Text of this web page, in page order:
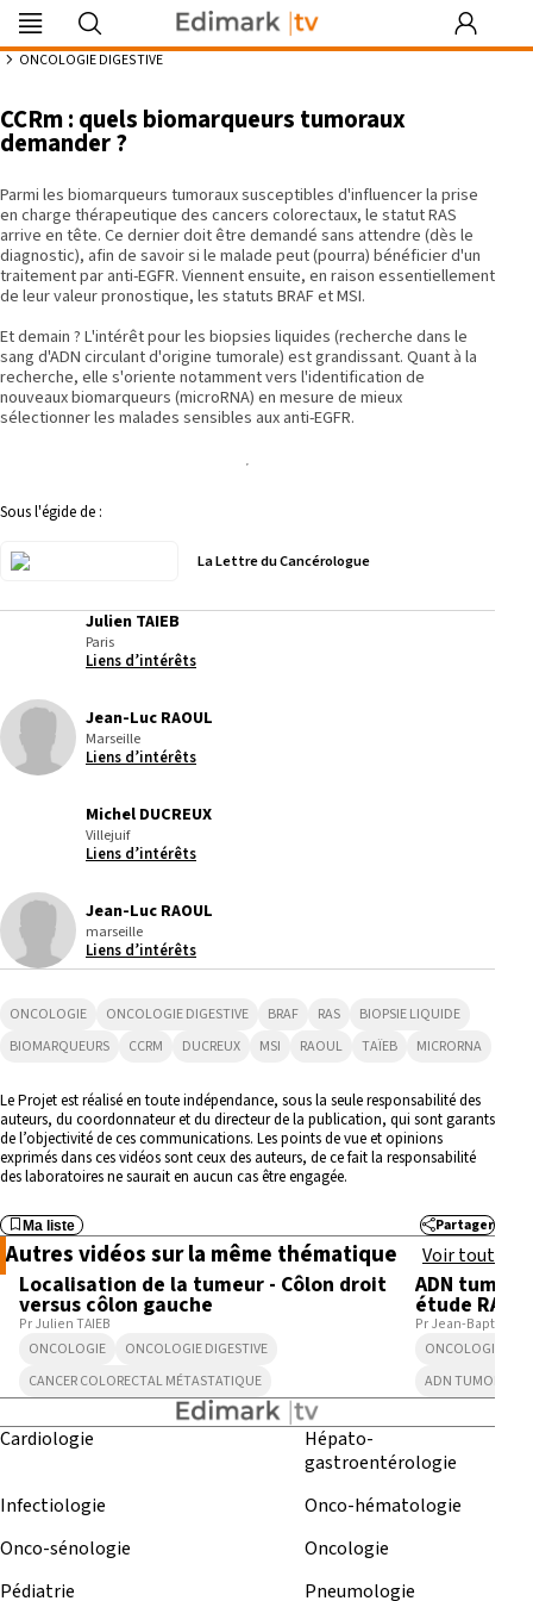
Formation
vous by Curie
Identifiant ou mot de passe oublié
Besoin d'aide ?
gratuitement
ONCOLOGIE DIGESTIVE
7:17
Ma liste Partager
CCRm : quels biomarqueurs tumoraux
demander ?
Parmi les biomarqueurs tumoraux susceptibles d'influencer la prise
en charge thérapeutique des cancers colorectaux, le statut RAS
arrive en tête. Ce dernier doit être demandé sans attendre (dès le
diagnostic), afin de savoir si le malade peut (pourra) bénéficier d'un
traitement par anti-EGFR. Viennent ensuite, en raison essentiellement
de leur valeur pronostique, les statuts BRAF et MSI.
Et demain ? L'intérêt pour les biopsies liquides (recherche dans le
sang d'ADN circulant d'origine tumorale) est grandissant. Quant à la
recherche, elle s'oriente notamment vers l'identification de
nouveaux biomarqueurs (microRNA) en mesure de mieux
sélectionner les malades sensibles aux anti-EGFR.
Sous l'égide de :
La Lettre du Cancérologue
Julien TAIEB
Paris
Liens d’intérêts
Jean-Luc RAOUL
Marseille
Liens d’intérêts
Michel DUCREUX
Villejuif
Liens d’intérêts
Jean-Luc RAOUL
marseille
Liens d’intérêts
ONCOLOGIE ONCOLOGIE DIGESTIVE BRAF RAS
BIOPSIE LIQUIDE
BIOMARQUEURS
CCRM DUCREUX MSI RAOUL TAÏEB MICRORNA
Le Projet est réalisé en toute indépendance, sous la seule responsabilité des
auteurs, du coordonnateur et du directeur de la publication, qui sont garants
de l’objectivité de ces communications. Les points de vue et opinions
exprimés dans ces vidéos sont ceux des auteurs, de ce fait la responsabilité
des laboratoires ne saurait en aucun cas être engagée.
Autres vidéos sur la même thématique Voir tout
3:09
Localisation de la tumeur - Côlon droit
versus côlon gauche
Pr Julien TAIEB
ONCOLOGIE
ONCOLOGIE DIGESTIVE
CANCER COLORECTAL MÉTASTATIQUE
ADN
étude
Pr Jean-Baptiste
ONCOLOGIE
ADN TUMORAL
Cardiologie
Hépato-
gastroentérologie
Infectiologie
Onco-hématologie
Onco-sénologie
Oncologie
Pédiatrie
Pneumologie